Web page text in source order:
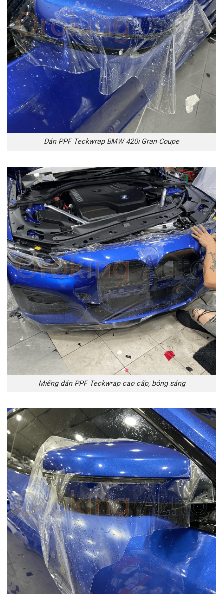
Dán PPF Teckwrap BMW 420i Gran Coupe
Miếng dán PPF Teckwrap cao cấp, bóng sáng